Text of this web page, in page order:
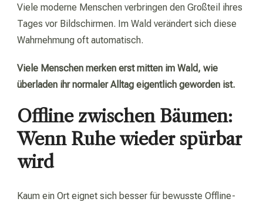
Viele moderne Menschen verbringen den Großteil ihres
Tages vor Bildschirmen. Im Wald verändert sich diese
Wahrnehmung oft automatisch.
Viele Menschen merken erst mitten im Wald, wie
überladen ihr normaler Alltag eigentlich geworden ist.
Offline zwischen Bäumen:
Wenn Ruhe wieder spürbar
wird
Kaum ein Ort eignet sich besser für bewusste Offline-